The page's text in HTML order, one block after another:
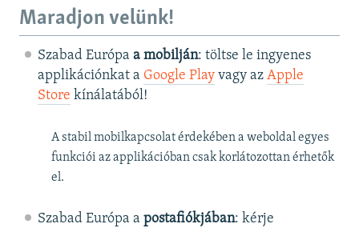
Maradjon velünk!
Szabad Európa a mobilján: töltse le ingyenes
applikációnkat a Google Playvagy az Apple
Store kínálatából!
A stabil mobilkapcsolat érdekében a weboldal egyes
funkciói az applikációban csak korlátozottan érhetők
el.
Szabad Európa a postafiókjában: kérje